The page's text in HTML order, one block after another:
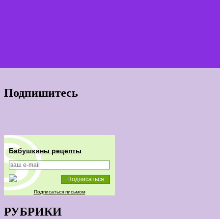
Подпишитесь
Бабушкины рецепты
Подписаться письмом
РУБРИКИ